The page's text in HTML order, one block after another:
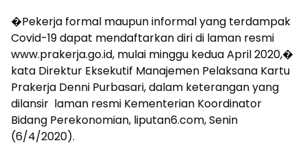
�Pekerja formal maupun informal yang terdampak
Covid-19 dapat mendaftarkan diri di laman resmi
www.prakerja.go.id, mulai minggu kedua April 2020,�
kata Direktur Eksekutif Manajemen Pelaksana Kartu
Prakerja Denni Purbasari, dalam keterangan yang
dilansir laman resmi Kementerian Koordinator
Bidang Perekonomian, liputan6.com, Senin
(6/4/2020).